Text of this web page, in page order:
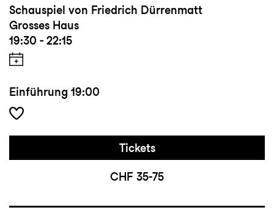
Schauspiel von Friedrich Dürrenmatt
Grosses Haus
19:30 - 22:15
Einführung 19:00
Tickets
CHF 35-75